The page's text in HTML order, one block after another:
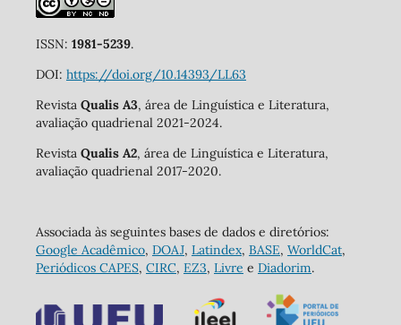
ISSN: 1981-5239.
DOI: https://doi.org/10.14393/LL63
Revista Qualis A3, área de Linguística e Literatura,
avaliação quadrienal 2021-2024.
Revista Qualis A2, área de Linguística e Literatura,
avaliação quadrienal 2017-2020.
Associada às seguintes bases de dados e diretórios:
Google Acadêmico, DOAJ, Latindex, BASE, WorldCat,
Periódicos CAPES, CIRC, EZ3, Livre e Diadorim.